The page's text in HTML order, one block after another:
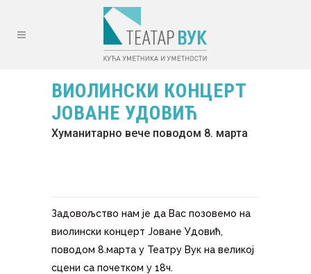
ВИОЛИНСКИ КОНЦЕРТ
ЈОВАНЕ УДОВИЋ
Хуманитарно вече поводом 8. марта
Задовољство нам је да Вас позовемо на
виолински концерт Јоване Удовић,
поводом 8.марта у Театру Вук на великој
сцени са почетком у 18ч.